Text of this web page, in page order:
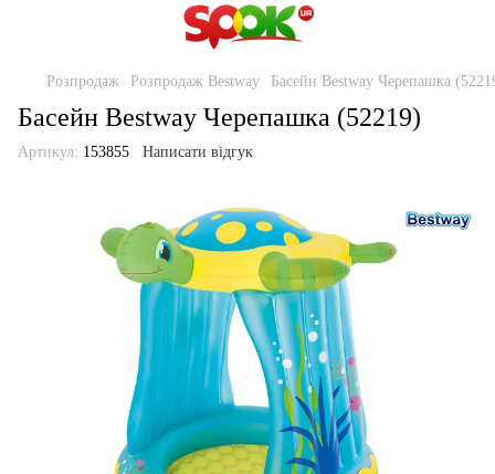
Розпродаж Розпродаж Bestway Басейн Bestway Черепашка
Басейн Bestway Черепашка (52219)
Артикул: 153855 Написати відгук